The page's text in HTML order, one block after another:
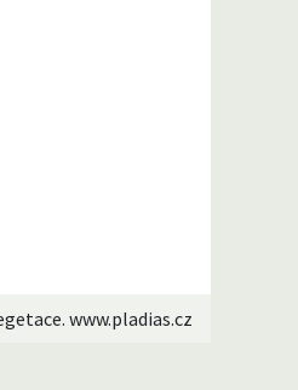
www.pladias.cz